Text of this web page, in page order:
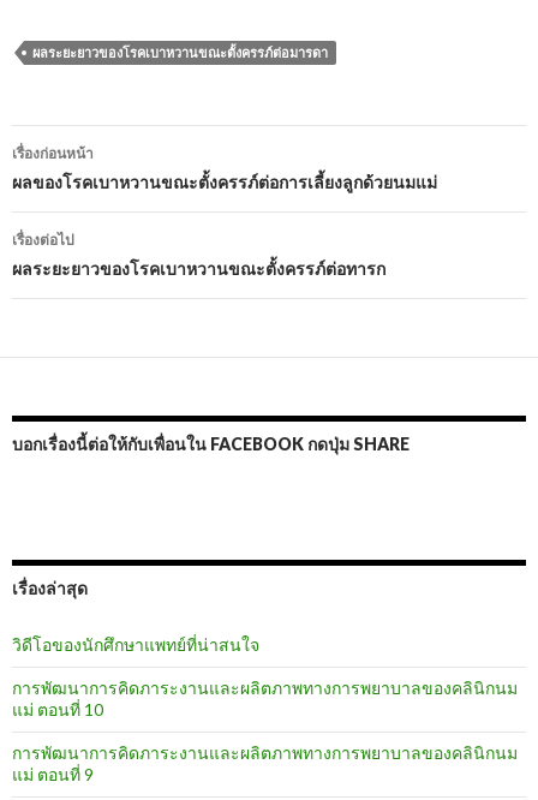
ผลระยะยาวของโรคเบาหวานขณะตั้งครรภ์ต่อมารดา
เมนู
นำทาง
เรื่อง
เรื่องก่อนหน้า
ผลของโรคเบาหวานขณะตั้งครรภ์ต่อการเลี้ยงลูกด้วยนมแม่
เรื่องต่อไป
ผลระยะยาวของโรคเบาหวานขณะตั้งครรภ์ต่อทารก
บอกเรื่องนี้ต่อให้กับเพื่อนใน FACEBOOK กดปุ่ม SHARE
เรื่องล่าสุด
วิดีโอของนักศึกษาแพทย์ที่น่าสนใจ
การพัฒนาการคิดภาระงานและผลิตภาพทางการพยาบาลของคลินิกนม
แม่ ตอนที่ 10
การพัฒนาการคิดภาระงานและผลิตภาพทางการพยาบาลของคลินิกนม
แม่ ตอนที่ 9